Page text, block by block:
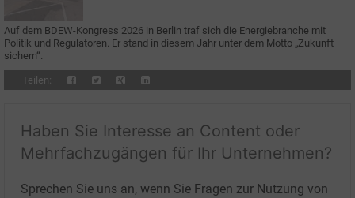
Auf dem BDEW-Kongress 2026 in Berlin traf sich die Energiebranche mit
Politik und Regulatoren. Er stand in diesem Jahr unter dem Motto „Zukunft
sichern“.
Teilen:
Haben Sie Interesse an Content oder
Mehrfachzugängen für Ihr Unternehmen?
Sprechen Sie uns an, wenn Sie Fragen zur Nutzung von